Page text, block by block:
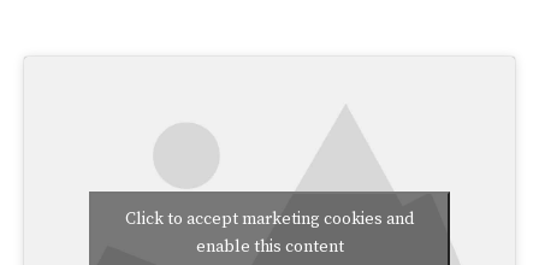
Click to accept marketing cookies and
enable this content